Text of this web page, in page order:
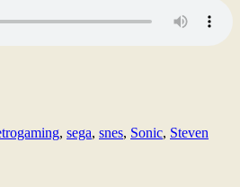
, sega, snes, Sonic, Steven